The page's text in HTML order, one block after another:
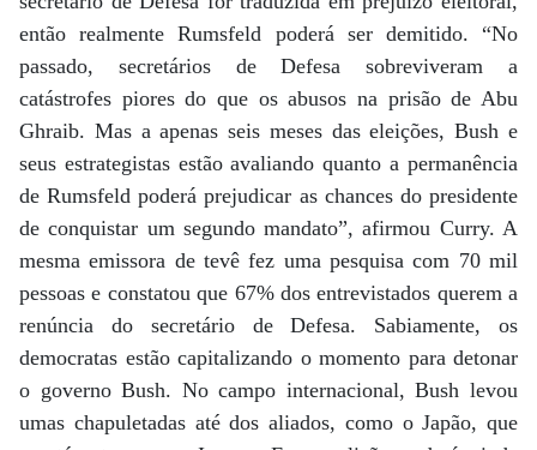
então realmente Rumsfeld poderá ser demitido. “No
passado, secretários de Defesa sobreviveram a
catástrofes piores do que os abusos na prisão de Abu
Ghraib. Mas a apenas seis meses das eleições, Bush e
seus estrategistas estão avaliando quanto a permanência
de Rumsfeld poderá prejudicar as chances do presidente
de conquistar um segundo mandato”, afirmou Curry. A
mesma emissora de tevê fez uma pesquisa com 70 mil
pessoas e constatou que 67% dos entrevistados querem a
renúncia do secretário de Defesa. Sabiamente, os
democratas estão capitalizando o momento para detonar
o governo Bush. No campo internacional, Bush levou
umas chapuletadas até dos aliados, como o Japão, que